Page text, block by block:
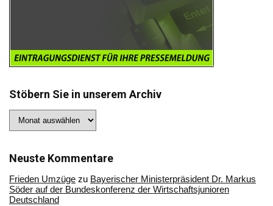
Stöbern Sie in unserem Archiv
Sie
Archiv
Neuste Kommentare
Frieden Umzüge zu Bayerischer Ministerpräsident Dr. Markus
Söder auf der Bundeskonferenz der Wirtschaftsjunioren
Deutschland